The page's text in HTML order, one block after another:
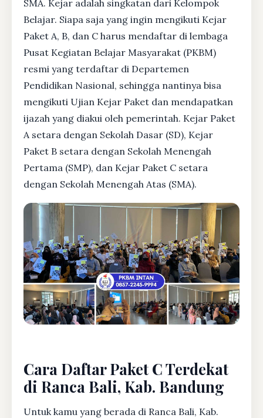
SMA. Kejar adalah singkatan dari Kelompok
Belajar. Siapa saja yang ingin mengikuti Kejar
Paket A, B, dan C harus mendaftar di lembaga
Pusat Kegiatan Belajar Masyarakat (PKBM)
resmi yang terdaftar di Departemen
Pendidikan Nasional, sehingga nantinya bisa
mengikuti Ujian Kejar Paket dan mendapatkan
ijazah yang diakui oleh pemerintah. Kejar Paket
A setara dengan Sekolah Dasar (SD), Kejar
Paket B setara dengan Sekolah Menengah
Pertama (SMP), dan Kejar Paket C setara
dengan Sekolah Menengah Atas (SMA).
Cara Daftar Paket C Terdekat
di Ranca Bali, Kab. Bandung
Untuk kamu yang berada di Ranca Bali, Kab.